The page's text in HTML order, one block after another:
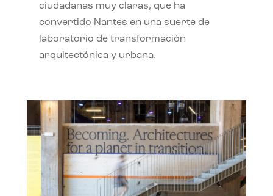
ciudadanas muy claras, que ha
convertido Nantes en una suerte de
laboratorio de transformación
arquitectónica y urbana.